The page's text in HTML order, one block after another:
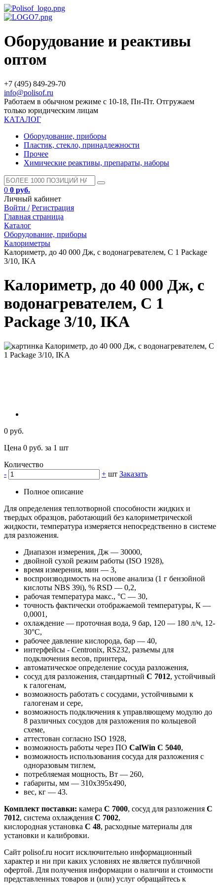
Оборудование и реактивы
оптом
+7 (495) 849-29-70
info@polisof.ru
Работаем в обычном режиме с 10-18, Пн-Пт. Отгружаем
только юридическим лицам
КАТАЛОГ
Оборудование, приборы
Пластик, стекло, принадлежности
Прочее
Химические реактивы, препараты, наборы
0 0 руб.
Личный кабинет
Войти / Регистрация
Главная страница
Каталог
Оборудование, приборы
Калориметры
Калориметр, до 40 000 Дж, с водонагревателем, C 1 Package
3/10, IKA
Калориметр, до 40 000 Дж, с
водонагревателем, C 1
Package 3/10, IKA
0 руб.
Цена 0 руб. за 1 шт
Количество
-
+ шт Заказать
Полное описание
Для определения теплотворной способности жидких и
твердых образцов, работающий без калориметрической
жидкости, температура измеряется непосредственно в системе
для разложения.
Диапазон измерения, Дж — 30000,
двойной сухой режим работы (ISO 1928),
время измерения, мин — 3,
воспроизводимость на основе анализа (1 г бензойной
кислоты NBS 39i), % RSD — 0,2,
рабочая температура макс., °C — 30,
точность фактически отображаемой температуры, К —
0,0001,
охлаждение — проточная вода, 9 бар, 120 — 180 л/ч, 12-
30°С,
рабочее давление кислорода, бар — 40,
интерфейсы - Centronix, RS232, разъемы для
подключения весов, принтера,
автоматическое определение сосуда разложения,
сосуд для разложения, стандартный С 7012, устойчивый
к галогенам,
возможность работать с сосудами, устойчивыми к
галогенам и сере,
возможность подключения к управляющему модулю до
8 различных сосудов для разложения по кольцевой
схеме,
аттестован согласно ISO 1928,
возможность работы через ПО CalWin C 5040,
возможность использования сосуда для разложения с
одноразовым тиглем,
потребляемая мощность, Вт — 260,
габариты, мм — 310x395x490,
вес, кг — 43.
Комплект поставки: камера C 7000, сосуд для разложения C
7012, система охлаждения C 7002,
кислородная установка C 48, расходные материалы для
установки и калибровки.
Сайт polisof.ru носит исключительно информационный
характер и ни при каких условиях не является публичной
офертой. Для получения информации о наличии и стоимости
представленных товаров и (или) услуг обращайтесь к